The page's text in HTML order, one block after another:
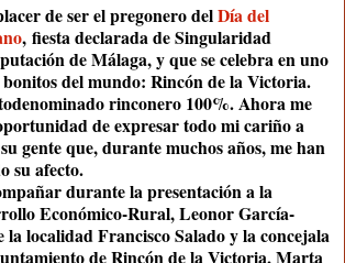
de ser elpregonerodelDía del
, fiesta declarada de Singularidad
de Málaga, y que se celebra en uno
bonitos del mundo: Rincón de la Victoria.
rinconero 100%. Ahora me
de expresar todo mi cariño a
gente que, durante muchos años, me han
su afecto.
durante lapresentacióna la
Económico-Rural, Leonor García-
la localidad Francisco Salado y la concejala
de Rincón de la Victoria, Marta